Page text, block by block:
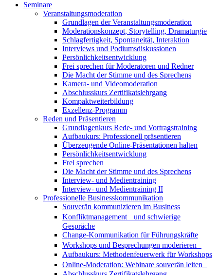
Seminare
Veranstaltungsmoderation
Grundlagen der Veranstaltungsmoderation
Moderationskonzept, Storytelling, Dramaturgie
Schlagfertigkeit, Spontaneität, Interaktion
Interviews und Podiumsdiskussionen
Persönlichkeitsentwicklung
Frei sprechen für Moderatoren und Redner
Die Macht der Stimme und des Sprechens
Kamera- und Videomoderation
Abschlusskurs Zertifikatslehrgang
Kompaktweiterbildung
Exzellenz-Programm
Reden und Präsentieren
Grundlagenkurs Rede- und Vortragstraining
Aufbaukurs: Professionell präsentieren
Überzeugende Online-Präsentationen halten
Persönlichkeitsentwicklung
Frei sprechen
Die Macht der Stimme und des Sprechens
Interview- und Medientraining
Interview- und Medientraining II
Professionelle Businesskommunikation
Souverän kommunizieren im Business
Konfliktmanagement und schwierige
Gespräche
Change-Kommunikation für Führungskräfte
Workshops und Besprechungen moderieren
Aufbaukurs: Methodenfeuerwerk für Workshops
Online-Moderation: Webinare souverän leiten